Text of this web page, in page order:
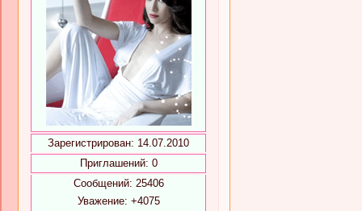
Зарегистрирован: 14.07.2010
Приглашений: 0
Сообщений: 25406
Уважение: +4075